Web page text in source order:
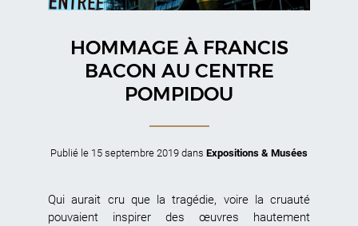
HOMMAGE À FRANCIS
BACON AU CENTRE
POMPIDOU
Publié le 15 septembre 2019 dans Expositions & Musées
Qui aurait cru que la tragédie, voire la cruauté
pouvaient inspirer des œuvres hautement